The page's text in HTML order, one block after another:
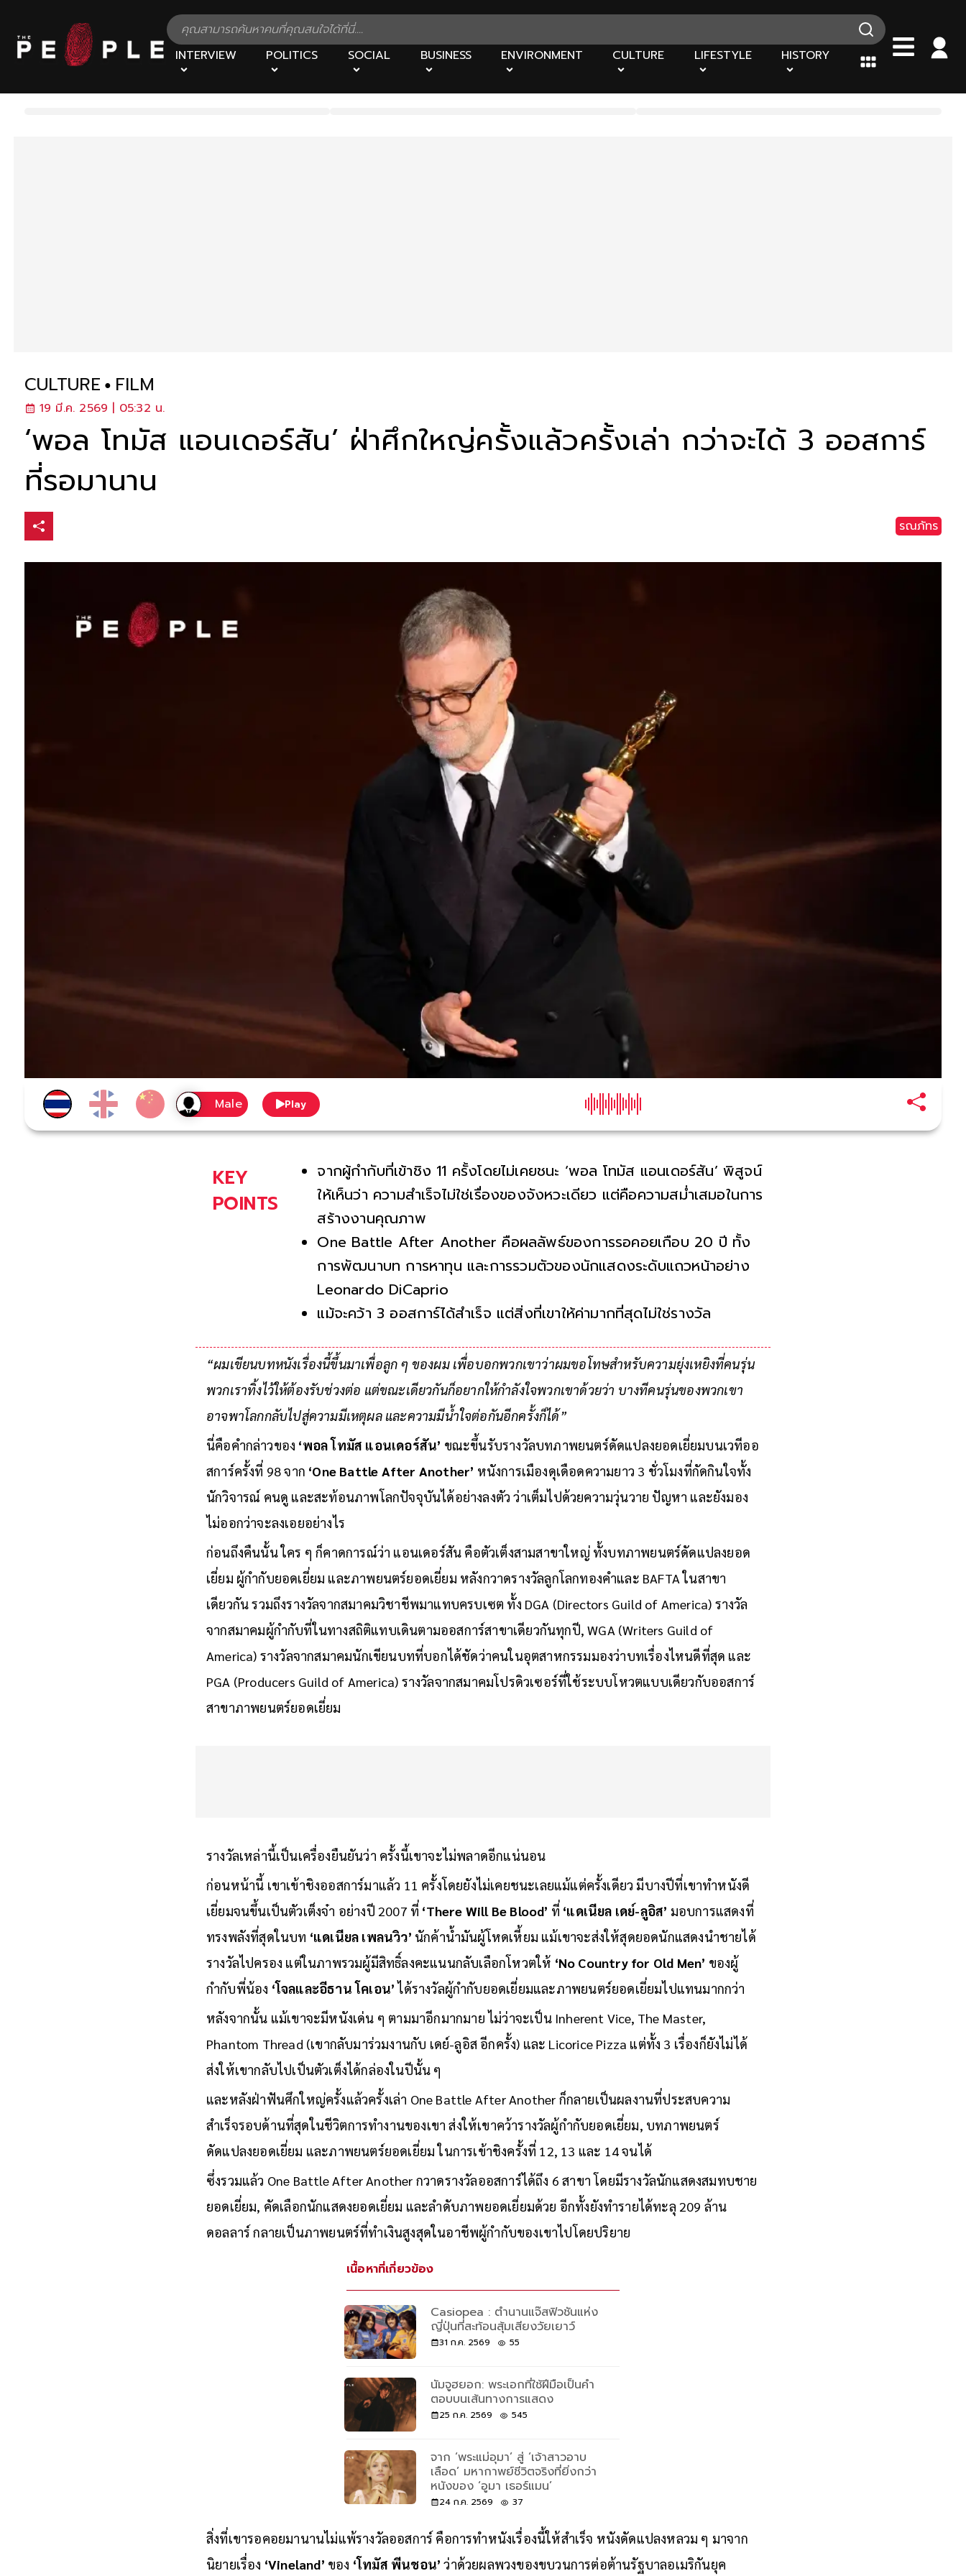
INTERVIEW POLITICS SOCIAL BUSINESS ENVIRONMENT CULTURE LIFESTYLE HISTORY
CULTURE FILM
19 มี.ค. 2569 | 05:32 น.
‘พอล โทมัส แอนเดอร์สัน’ ฝ่าศึกใหญ่ครั้งแล้วครั้งเล่า กว่าจะได้ 3 ออสการ์
ที่รอมานาน
รณภัทร
Play
KEY
POINTS
จากผู้กำกับที่เข้าชิง 11 ครั้งโดยไม่เคยชนะ ‘พอล โทมัส แอนเดอร์สัน’ พิสูจน์
ให้เห็นว่า ความสำเร็จไม่ใช่เรื่องของจังหวะเดียว แต่คือความสม่ำเสมอในการ
สร้างงานคุณภาพ
One Battle After Another คือผลลัพธ์ของการรอคอยเกือบ 20 ปี ทั้ง
การพัฒนาบท การหาทุน และการรวมตัวของนักแสดงระดับแถวหน้าอย่าง
Leonardo DiCaprio
แม้จะคว้า 3 ออสการ์ได้สำเร็จ แต่สิ่งที่เขาให้ค่ามากที่สุดไม่ใช่รางวัล หากคือ
“ผมเขียนบทหนังเรื่องนี้ขึ้นมาเพื่อลูก ๆ ของผม เพื่อบอกพวกเขาว่าผมขอโทษสำหรับความยุ่งเหยิงที่คนรุ่น
พวกเราทิ้งไว้ให้ต้องรับช่วงต่อ แต่ขณะเดียวกันก็อยากให้กำลังใจพวกเขาด้วยว่า บางทีคนรุ่นของพวกเขา
อาจพาโลกกลับไปสู่ความมีเหตุผล และความมีน้ำใจต่อกันอีกครั้งก็ได้”
นี่คือคำกล่าวของ‘พอล โทมัส แอนเดอร์สัน’ขณะขึ้นรับรางวัลบทภาพยนตร์ดัดแปลงยอดเยี่ยมบนเวทีออ
สการ์ครั้งที่ 98 จาก‘One Battle After Another’หนังการเมืองดุเดือดความยาว 3 ชั่วโมงที่กัดกินใจทั้ง
นักวิจารณ์ คนดู และสะท้อนภาพโลกปัจจุบันได้อย่างลงตัว ว่าเต็มไปด้วยความวุ่นวาย ปัญหา และยังมอง
ไม่ออกว่าจะลงเอยอย่างไร
ก่อนถึงคืนนั้น ใคร ๆ ก็คาดการณ์ว่า แอนเดอร์สัน คือตัวเต็งสามสาขาใหญ่ ทั้งบทภาพยนตร์ดัดแปลงยอด
เยี่ยม ผู้กำกับยอดเยี่ยม และภาพยนตร์ยอดเยี่ยม หลังกวาดรางวัลลูกโลกทองคำและ BAFTA ในสาขา
เดียวกัน รวมถึงรางวัลจากสมาคมวิชาชีพมาแทบครบเซต ทั้ง DGA (Directors Guild of America) รางวัล
จากสมาคมผู้กำกับที่ในทางสถิติแทบเดินตามออสการ์สาขาเดียวกันทุกปี, WGA (Writers Guild of
America) รางวัลจากสมาคมนักเขียนบทที่บอกได้ชัดว่าคนในอุตสาหกรรมมองว่าบทเรื่องไหนดีที่สุด และ
PGA (Producers Guild of America) รางวัลจากสมาคมโปรดิวเซอร์ที่ใช้ระบบโหวตแบบเดียวกับออสการ์
รางวัลเหล่านี้เป็นเครื่องยืนยันว่า ครั้งนี้เขาจะไม่พลาดอีกแน่นอน
ก่อนหน้านี้ เขาเข้าชิงออสการ์มาแล้ว 11 ครั้งโดยยังไม่เคยชนะเลยแม้แต่ครั้งเดียว มีบางปีที่เขาทำหนังดี
เยี่ยมจนขึ้นเป็นตัวเต็งจ๋า อย่างปี 2007 ที่‘There Will Be Blood’ที่‘แดเนียล เดย์-ลูอิส’มอบการแสดงที่
ทรงพลังที่สุดในบท‘แดเนียล เพลนวิว’นักค้าน้ำมันผู้โหดเหี้ยม แม้เขาจะส่งให้สุดยอดนักแสดงนำชายได้
รางวัลไปครอง แต่ในภาพรวมผู้มีสิทธิ์ลงคะแนนกลับเลือกโหวตให้‘No Country for Old Men’ของผู้
กำกับพี่น้อง ‘โจลและอีธาน โคเอน’ได้รางวัลผู้กำกับยอดเยี่ยมและภาพยนตร์ยอดเยี่ยมไปแทนมากกว่า
หลังจากนั้น แม้เขาจะมีหนังเด่น ๆ ตามมาอีกมากมาย ไม่ว่าจะเป็น Inherent Vice, The Master,
Phantom Thread (เขากลับมาร่วมงานกับ เดย์-ลูอิส อีกครั้ง) และ Licorice Pizza แต่ทั้ง 3 เรื่องก็ยังไม่ได้
ส่งให้เขากลับไปเป็นตัวเต็งได้กล่องในปีนั้น ๆ
และหลังฝ่าฟันศึกใหญ่ครั้งแล้วครั้งเล่า One Battle After Another ก็กลายเป็นผลงานที่ประสบความ
สำเร็จรอบด้านที่สุดในชีวิตการทำงานของเขา ส่งให้เขาคว้ารางวัลผู้กำกับยอดเยี่ยม, บทภาพยนตร์
ดัดแปลงยอดเยี่ยม และภาพยนตร์ยอดเยี่ยม ในการเข้าชิงครั้งที่ 12, 13 และ 14 จนได้
ซึ่งรวมแล้ว One Battle After Another กวาดรางวัลออสการ์ได้ถึง 6 สาขา โดยมีรางวัลนักแสดงสมทบชาย
ยอดเยี่ยม, คัดเลือกนักแสดงยอดเยี่ยม และลำดับภาพยอดเยี่ยมด้วย อีกทั้งยังทำรายได้ทะลุ 209 ล้าน
เนื้อหาที่เกี่ยวข้อง
Casiopea : ตำนานแจ๊สฟิวชันแห่ง
ญี่ปุ่นที่สะท้อนสุ้มเสียงวัยเยาว์
นัมจูฮยอก: พระเอกที่ใช้ฝีมือเป็นคำ
ตอบบนเส้นทางการแสดง
จาก ‘พระแม่อุมา’ สู่ ‘เจ้าสาวอาบ
เลือด’ มหากาพย์ชีวิตจริงที่ยิ่งกว่า
หนังของ ‘อูมา เธอร์แมน’
37
สิ่งที่เขารอคอยมานานไม่แพ้รางวัลออสการ์ คือการทำหนังเรื่องนี้ให้สำเร็จ หนังดัดแปลงหลวม ๆ มาจาก